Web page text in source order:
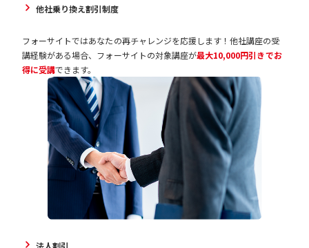
他社乗り換え割引制度
フォーサイトではあなたの再チャレンジを応援します！他社講座の受
講経験がある場合、フォーサイトの対象講座が最大10,000円引きでお
得に受講できます。
法人割引